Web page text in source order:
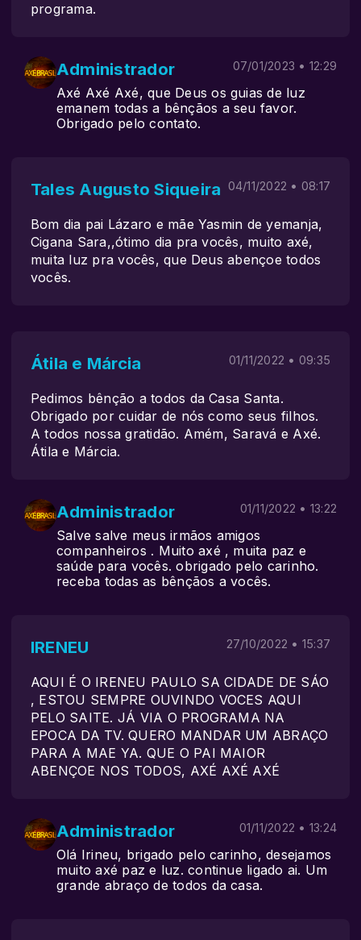
programa.
Administrador 07/01/2023 • 12:29
Axé Axé Axé, que Deus os guias de luz
emanem todas a bênçãos a seu favor.
Obrigado pelo contato.
Tales Augusto Siqueira 04/11/2022 • 08:17
Bom dia pai Lázaro e mãe Yasmin de yemanja,
Cigana Sara,,ótimo dia pra vocês, muito axé,
muita luz pra vocês, que Deus abençoe todos
vocês.
Átila e Márcia 01/11/2022 • 09:35
Pedimos bênção a todos da Casa Santa.
Obrigado por cuidar de nós como seus filhos.
A todos nossa gratidão. Amém, Saravá e Axé.
Átila e Márcia.
Administrador 01/11/2022 • 13:22
Salve salve meus irmãos amigos
companheiros . Muito axé , muita paz e
saúde para vocês. obrigado pelo carinho.
receba todas as bênçãos a vocês.
IRENEU 27/10/2022 • 15:37
AQUI É O IRENEU PAULO SA CIDADE DE SÁO
, ESTOU SEMPRE OUVINDO VOCES AQUI
PELO SAITE. JÁ VIA O PROGRAMA NA
EPOCA DA TV. QUERO MANDAR UM ABRAÇO
PARA A MAE YA. QUE O PAI MAIOR
ABENÇOE NOS TODOS, AXÉ AXÉ AXÉ
Administrador 01/11/2022 • 13:24
Olá Irineu, brigado pelo carinho, desejamos
muito axé paz e luz. continue ligado ai. Um
grande abraço de todos da casa.